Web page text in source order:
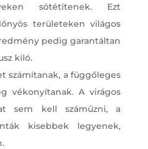
sötétítenek. Ezt
területeken világos
pedig garantáltan
kiló.
számítanak, a függőleges
vékonyítanak. A virágos
sem kell száműzni, a
kisebbek legyenek,